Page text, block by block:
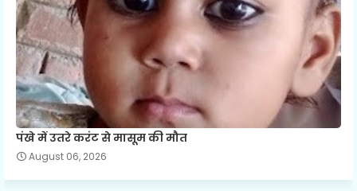
पंखे में उतरे करंट से मासूम की मौत
August 06, 2026